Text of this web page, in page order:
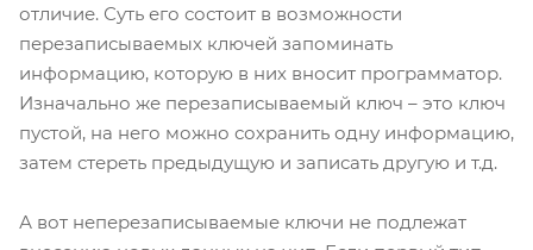
отличие. Суть его состоит в возможности
перезаписываемых ключей запоминать
информацию, которую в них вносит программатор.
Изначально же перезаписываемый ключ – это ключ
пустой, на него можно сохранить одну информацию,
затем стереть предыдущую и записать другую и т.д.
А вот неперезаписываемые ключи не подлежат